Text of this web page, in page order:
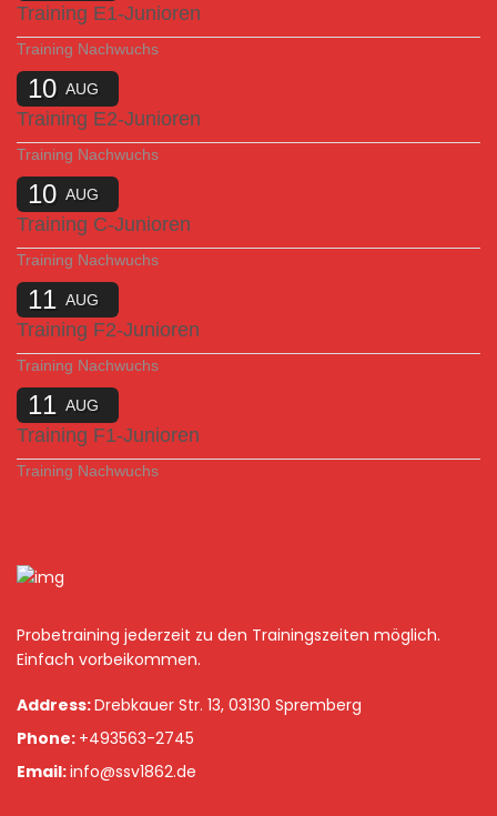
Training E1-Junioren
Training Nachwuchs
10 AUG
Training E2-Junioren
Training Nachwuchs
10 AUG
Training C-Junioren
Training Nachwuchs
11 AUG
Training F2-Junioren
Training Nachwuchs
11 AUG
Training F1-Junioren
Training Nachwuchs
Probetraining jederzeit zu den Trainingszeiten möglich.
Einfach vorbeikommen.
Address:Drebkauer Str. 13, 03130 Spremberg
Phone: +493563-2745
Email:info@ssv1862.de